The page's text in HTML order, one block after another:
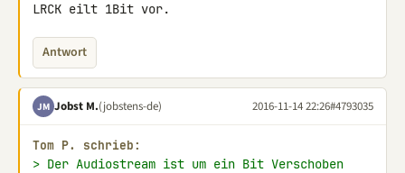
LRCK eilt 1Bit vor.
Antwort
JM Jobst M.(jobstens-de) 2016-11-14 22:26#4793035
Tom P. schrieb:
> Der Audiostream ist um ein Bit Verschoben